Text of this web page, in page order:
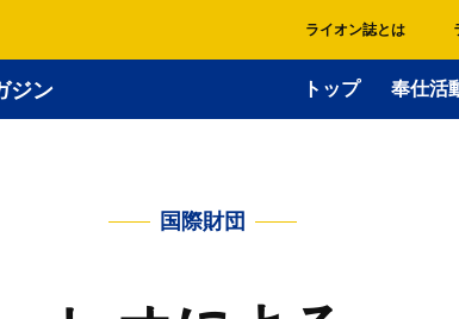
ジン
ライオン誌とは
トップ 奉仕活
国際財団